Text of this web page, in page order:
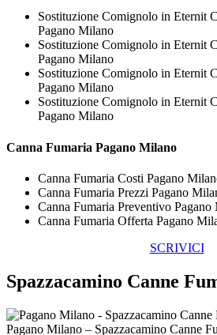
Sostituzione Comignolo in Eternit
Pagano Milano
Sostituzione Comignolo in Eternit
Pagano Milano
Sostituzione Comignolo in Eternit
Pagano Milano
Sostituzione Comignolo in Eternit
Pagano Milano
Canna Fumaria Pagano Milano
Canna Fumaria Costi Pagano
Canna Fumaria Prezzi Pagano
Canna Fumaria Preventivo Pagano
Canna Fumaria Offerta Pagano
SCRIVICI
Spazzacamino Canne
Pagano Milano – Spazzacamino Canne